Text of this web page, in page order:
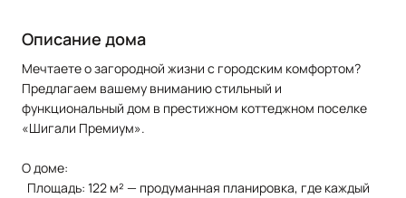
Описание дома
Мечтаете о загородной жизни с городским комфортом?
Предлагаем вашему вниманию стильный и
функциональный дом в престижном коттеджном поселке
«Шигали Премиум».
О доме:
Площадь: 122 м² — продуманная планировка, где каждый